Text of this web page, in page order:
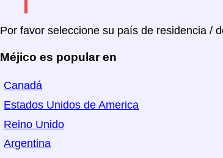
Por favor seleccione su país de residencia /
Méjico es popular en
Canadá
Estados Unidos de America
Reino Unido
Argentina